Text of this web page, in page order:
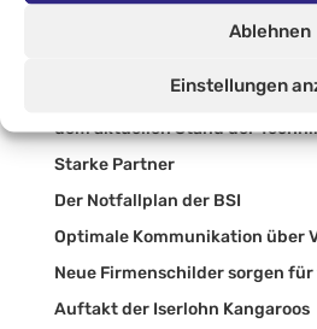
Ablehnen
Einstellungen
Wir lieben unser Sauerland!
Skalierbarkeit, hohe
dem aktuellen Stand der
Starke Partner
Der Notfallplan der BSI
Optimale Kommunikation über
Neue Firmenschilder sorgen
Auftakt der Iserlohn Kangaroos